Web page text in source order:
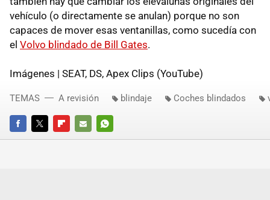
vehículo (o directamente se anulan) porque no son
capaces de mover esas ventanillas, como sucedía con
el Volvo blindado de Bill Gates.
Imágenes | SEAT, DS, Apex Clips (YouTube)
FACEBOOKTWITTERFLIPBOARD
E-
WHATSAPP
TEMAS A revisión blindaje Coches blindados